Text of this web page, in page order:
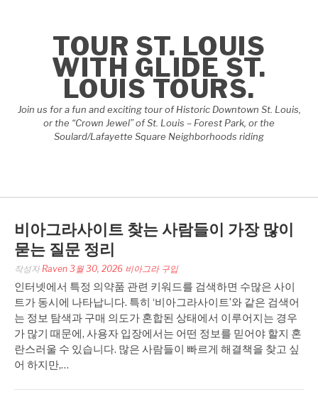
TOUR ST. LOUIS
WITH GLIDE ST.
LOUIS TOURS.
Join us for a fun and exciting tour of Historic Downtown St. Louis,
or the “Crown Jewel” of St. Louis – Forest Park, or the
Soulard/Lafayette Square Neighborhoods riding
비아그라사이트 찾는 사람들이 가장 많이
묻는 질문 정리
작성자 Raven 3월 30, 2026 비아그라 구입
인터넷에서 특정 의약품 관련 키워드를 검색하면 수많은 사이
트가 동시에 나타납니다. 특히 ‘비아그라사이트’와 같은 검색어
는 정보 탐색과 구매 의도가 혼합된 상태에서 이루어지는 경우
가 많기 때문에, 사용자 입장에서는 어떤 정보를 믿어야 할지 혼
란스러울 수 있습니다. 많은 사람들이 빠르게 해결책을 찾고 싶
어 하지만,…